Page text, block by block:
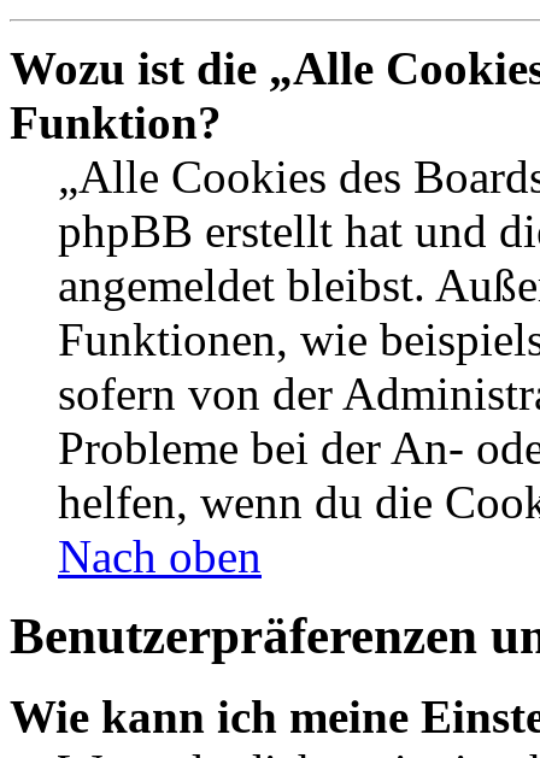
Wozu ist die „Alle
Funktion?
„Alle Cookies des
phpBB erstellt hat und
angemeldet bleibst.
Funktionen, wie
sofern von der
Probleme bei der An-
helfen, wenn du die
Nach oben
Benutzerpräferenzen
Wie kann ich meine